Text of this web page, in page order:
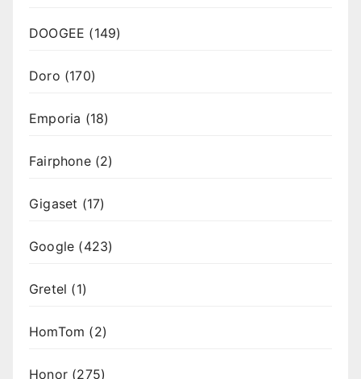
DOOGEE (149)
Doro (170)
Emporia (18)
Fairphone(2)
Gigaset (17)
Google (423)
Gretel (1)
HomTom (2)
Honor (275)